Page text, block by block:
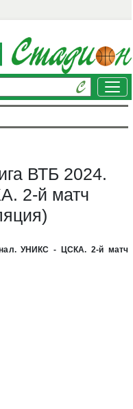
ВТБ 2024.
2-й матч
УНИКС - ЦСКА. 2-й матч